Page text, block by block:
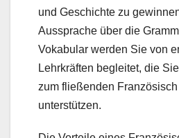
und Geschichte zu
Aussprache über die
Vokabular werden Sie von
Lehrkräften begleitet, die
zum fließenden
unterstützen.